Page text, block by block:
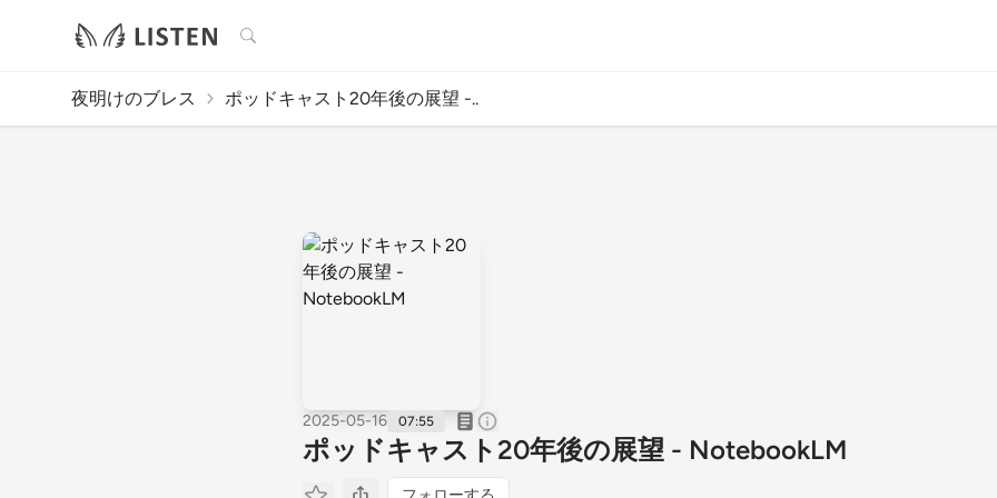
検索
夜明けのブレス ポッドキャスト20年後の展望 -..
2025-05-16 07:55
ポッドキャスト20年後の展望 - NotebookLM